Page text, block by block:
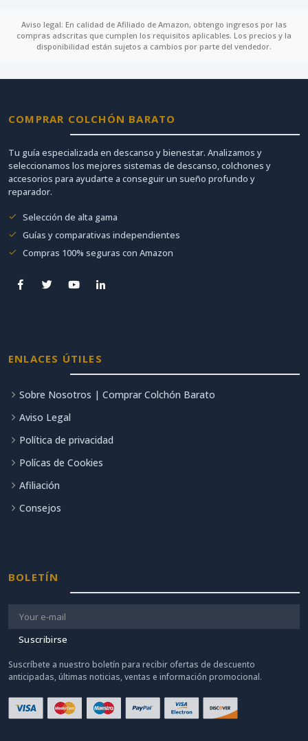
Aviso legal: En calidad de Afiliado de Amazon, obtengo ingresos por las
compras adscritas que cumplen los requisitos aplicables. Los precios y la
disponibilidad están sujetos a cambios por parte del vendedor.
COMPRAR COLCHÓN BARATO
Tu guía especializada en descanso y bienestar. Analizamos y
seleccionamos los mejores sistemas de descanso, colchones y
accesorios para ayudarte a conseguir un sueño profundo y
reparador.
Selección de alta gama
Guías y comparativas independientes
Compras 100% seguras con Amazon
ENLACES ÚTILES
Sobre Nosotros | Comprar Colchón Barato
Aviso Legal
Política de privacidad
Polícas de Cookies
Afiliación
Consejos
BOLETÍN
Suscribirse
Suscríbete a nuestro boletín para recibir ofertas de descuento
anticipadas, últimas noticias, ventas e información promocional.